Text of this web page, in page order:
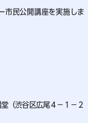
市民公開講座を実施しま
（渋谷区広尾４－１－２